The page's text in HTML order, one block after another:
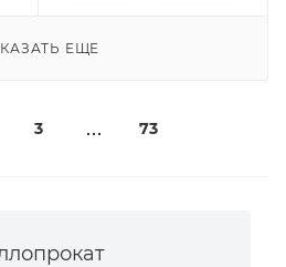
ЕЩЕ
3 73